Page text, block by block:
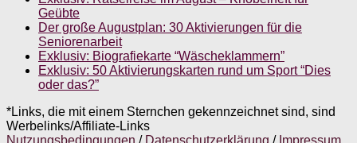
Geübte
Der große Augustplan: 30 Aktivierungen für die
Seniorenarbeit
Exklusiv: Biografiekarte “Wäscheklammern”
Exklusiv: 50 Aktivierungskarten rund um Sport “Dies
oder das?”
*Links, die mit einem Sternchen gekennzeichnet sind, sind
Werbelinks/Affiliate-Links
Nutzungsbedingungen / Datenschutzerklärung / Impressum